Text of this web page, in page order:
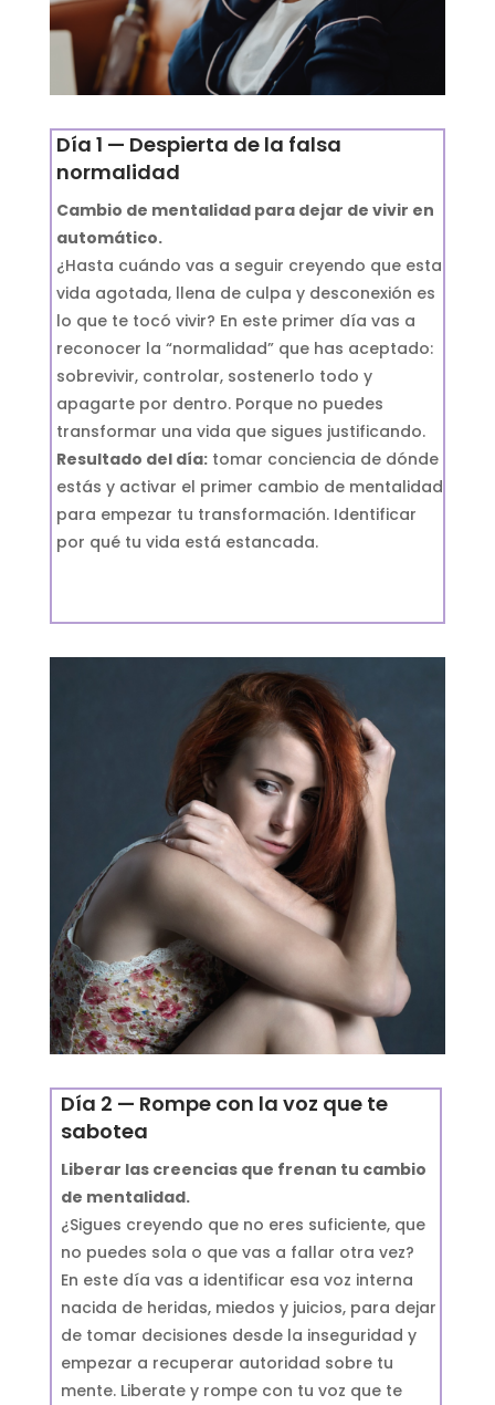
Día 1 — Despierta de la falsa
normalidad
Cambio de mentalidad para dejar de vivir en
automático.
¿Hasta cuándo vas a seguir creyendo que esta
vida agotada, llena de culpa y desconexión es
lo que te tocó vivir? En este primer día vas a
reconocer la “normalidad” que has aceptado:
sobrevivir, controlar, sostenerlo todo y
apagarte por dentro. Porque no puedes
transformar una vida que sigues justificando.
Resultado del día:tomar conciencia de dónde
estás y activar el primer cambio de mentalidad
para empezar tu transformación. Identificar
por qué tu vida está estancada.
Día 2 — Rompe con la voz que te
sabotea
Liberar las creencias que frenan tu cambio
de mentalidad.
¿Sigues creyendo que no eres suficiente, que
no puedes sola o que vas a fallar otra vez?
En este día vas a identificar esa voz interna
nacida de heridas, miedos y juicios, para dejar
de tomar decisiones desde la inseguridad y
empezar a recuperar autoridad sobre tu
mente. Liberate y rompe con tu voz que te